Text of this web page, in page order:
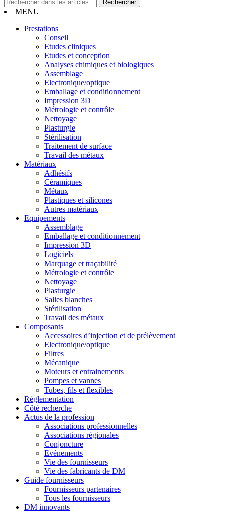
MENU
Prestations
Conseil
Etudes cliniques
Etudes et conception
Analyses chimiques et biologiques
Assemblage
Electronique/optique
Emballage et conditionnement
Impression 3D
Métrologie et contrôle
Nettoyage
Plasturgie
Stérilisation
Traitement de surface
Travail des métaux
Matériaux
Adhésifs
Céramiques
Métaux
Plastiques et silicones
Autres matériaux
Equipements
Assemblage
Emballage et conditionnement
Impression 3D
Logiciels
Marquage et traçabilité
Métrologie et contrôle
Nettoyage
Plasturgie
Salles blanches
Stérilisation
Travail des métaux
Composants
Accessoires d’injection et de prélèvement
Electronique/optique
Filtres
Mécanique
Moteurs et entrainements
Pompes et vannes
Tubes, fils et flexibles
Réglementation
Côté recherche
Actus de la profession
Associations professionnelles
Associations régionales
Conjoncture
Evénements
Vie des fournisseurs
Vie des fabricants de DM
Guide fournisseurs
Fournisseurs partenaires
Tous les fournisseurs
DM innovants